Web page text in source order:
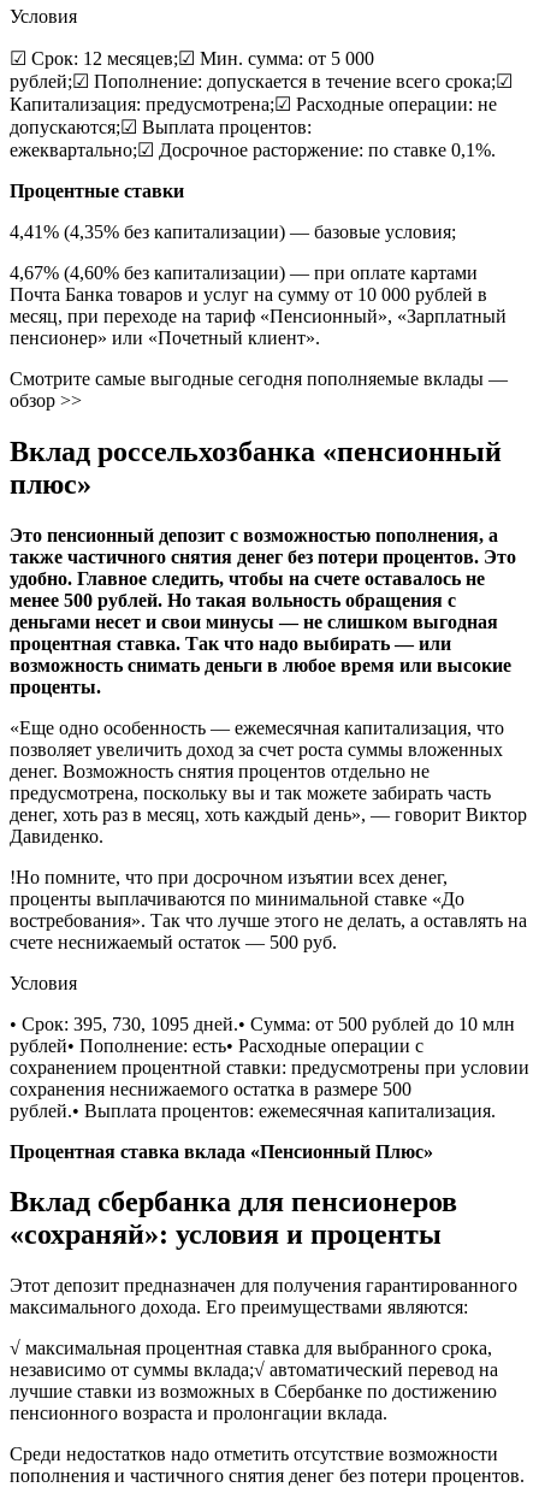
Условия
☑ Срок: 12 месяцев;☑ Мин. сумма: от 5 000
рублей;☑ Пополнение: допускается в течение всего срока;☑
Капитализация: предусмотрена;☑ Расходные операции: не
допускаются;☑ Выплата процентов:
ежеквартально;☑ Досрочное расторжение: по ставке 0,1%.
Процентные ставки
4,41% (4,35% без капитализации) — базовые условия;
4,67% (4,60% без капитализации) — при оплате картами
Почта Банка товаров и услуг на сумму от 10 000 рублей в
месяц, при переходе на тариф «Пенсионный», «Зарплатный
пенсионер» или «Почетный клиент».
Смотрите самые выгодные сегодня пополняемые вклады —
обзор >>
Вклад россельхозбанка «пенсионный
плюс»
Это пенсионный депозит с возможностью пополнения, а
также частичного снятия денег без потери процентов. Это
удобно. Главное следить, чтобы на счете оставалось не
менее 500 рублей. Но такая вольность обращения с
деньгами несет и свои минусы — не слишком выгодная
процентная ставка. Так что надо выбирать — или
возможность снимать деньги в любое время или высокие
проценты.
«Еще одно особенность — ежемесячная капитализация, что
позволяет увеличить доход за счет роста суммы вложенных
денег. Возможность снятия процентов отдельно не
предусмотрена, поскольку вы и так можете забирать часть
денег, хоть раз в месяц, хоть каждый день», — говорит Виктор
Давиденко.
!Но помните, что при досрочном изъятии всех денег,
проценты выплачиваются по минимальной ставке «До
востребования». Так что лучше этого не делать, а оставлять на
счете неснижаемый остаток — 500 руб.
Условия
• Срок: 395, 730, 1095 дней.• Сумма: от 500 рублей до 10 млн
рублей• Пополнение: есть• Расходные операции с
сохранением процентной ставки: предусмотрены при условии
сохранения неснижаемого остатка в размере 500
рублей.• Выплата процентов: ежемесячная капитализация.
Процентная ставка вклада «Пенсионный Плюс»
Вклад сбербанка для пенсионеров
«сохраняй»: условия и проценты
Этот депозит предназначен для получения гарантированного
максимального дохода. Его преимуществами являются:
√ максимальная процентная ставка для выбранного срока,
независимо от суммы вклада;√ автоматический перевод на
лучшие ставки из возможных в Сбербанке по достижению
пенсионного возраста и пролонгации вклада.
Среди недостатков надо отметить отсутствие возможности
пополнения и частичного снятия денег без потери процентов.